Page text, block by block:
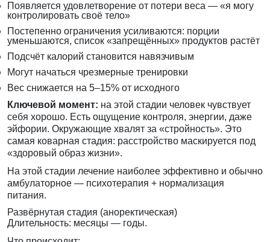
Появляется удовлетворение от потери веса — «я могу
контролировать своё тело»
Постепенно ограничения усиливаются: порции
уменьшаются, список «запрещённых» продуктов растёт
Подсчёт калорий становится навязчивым
Могут начаться чрезмерные тренировки
Вес снижается на 5–15% от исходного
Ключевой момент: на этой стадии человек чувствует
себя хорошо. Есть ощущение контроля, энергии, даже
эйфории. Окружающие хвалят за «стройность». Это
самая коварная стадия: расстройство маскируется под
«здоровый образ жизни».
На этой стадии лечение наиболее эффективно и обычно
амбулаторное — психотерапия + нормализация
питания.
Развёрнутая стадия (аноректическая)
Длительность: месяцы — годы.